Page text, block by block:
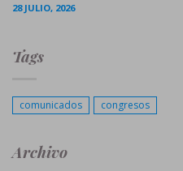
28 JULIO, 2026
Tags
comunicados congresos
Archivo